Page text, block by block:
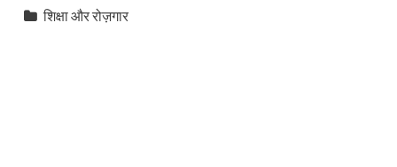
शिक्षा और रोज़गार